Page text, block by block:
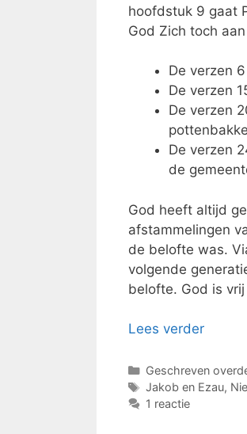
hoofdstuk 9 gaat
God Zich toch
De verzen
De verzen
De verzen
De verzen
de
God heeft altijd
afstammelingen
de belofte was.
volgende
belofte. God is
Lees verder
Categorieën
Geschreven
Tags
Jakob en Ezau,
1 reactie